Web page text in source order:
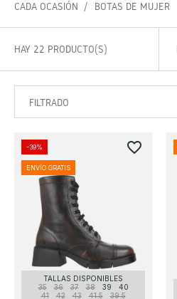
CADA OCASIÓN
BOTAS DE MUJER
HAY 22 PRODUCTO(S)
FILTRADO
TALLAS DISPONIBLES
35
36 37 38 39
40
41
42 43 41.5 39.5
-39%
ENVÍO GRATIS
favorite_border